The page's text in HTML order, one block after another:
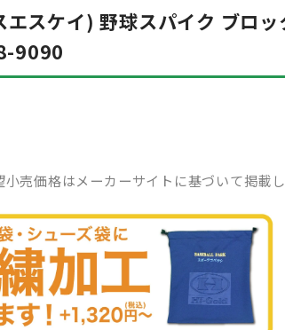
エスケイ) 野球スパイク ブロ
9090
小売価格はメーカーサイトに基づいて掲載し